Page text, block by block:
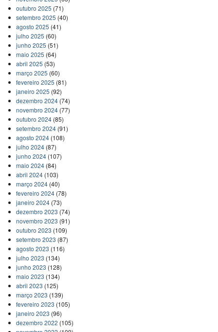
outubro 2025 (71)
setembro 2025 (40)
agosto 2025 (41)
julho 2025 (60)
junho 2025 (51)
maio 2025 (64)
abril 2025 (53)
março 2025 (60)
fevereiro 2025 (81)
janeiro 2025 (92)
dezembro 2024(74)
novembro 2024(77)
outubro 2024(85)
setembro 2024(91)
agosto 2024(108)
julho 2024(87)
junho 2024(107)
maio 2024(84)
abril 2024(103)
março 2024(40)
fevereiro 2024(78)
janeiro 2024(73)
dezembro 2023 (74)
novembro 2023 (91)
outubro 2023 (109)
setembro 2023 (87)
agosto 2023 (116)
julho 2023 (134)
junho 2023 (128)
maio 2023 (134)
abril 2023 (125)
março 2023 (139)
fevereiro 2023 (105)
janeiro 2023 (96)
dezembro 2022 (105)